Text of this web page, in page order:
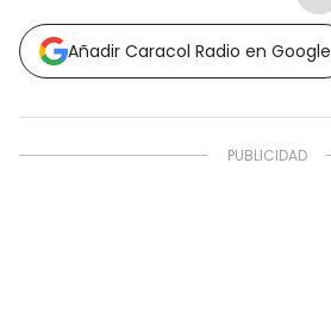
Añadir Caracol Radio en Google